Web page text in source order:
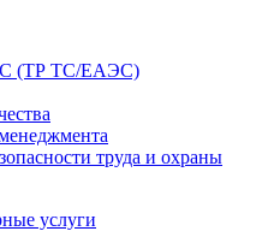
ТС (ТР ТС/ЕАЭС)
труда и охраны
услуги